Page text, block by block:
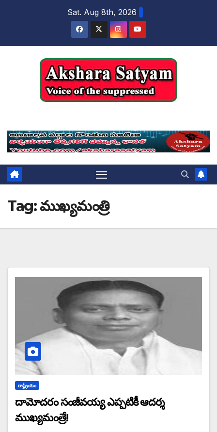
Sat. Aug 8th, 2026
Tag:ముఖ్యమంత్రి
రాష్ట్రీయం
దామోదరం సంజీవయ్య ఎప్పటికీ ఆదర్శ
ముఖ్యమంత్రే!